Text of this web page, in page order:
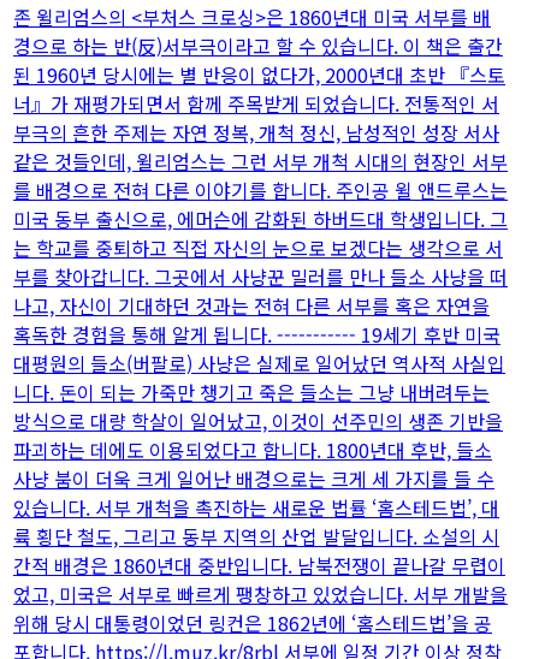
존 윌리엄스의 <부처스 크로싱>은 1860년대 미국 서부를 배
경으로 하는 반(反)서부극이라고 할 수 있습니다. 이 책은 출간
된 1960년 당시에는 별 반응이 없다가, 2000년대 초반 『스토
너』가 재평가되면서 함께 주목받게 되었습니다. 전통적인 서
부극의 흔한 주제는 자연 정복, 개척 정신, 남성적인 성장 서사
같은 것들인데, 윌리엄스는 그런 서부 개척 시대의 현장인 서부
를 배경으로 전혀 다른 이야기를 합니다. 주인공 윌 앤드루스는
미국 동부 출신으로, 에머슨에 감화된 하버드대 학생입니다. 그
는 학교를 중퇴하고 직접 자신의 눈으로 보겠다는 생각으로 서
부를 찾아갑니다. 그곳에서 사냥꾼 밀러를 만나 들소 사냥을 떠
나고, 자신이 기대하던 것과는 전혀 다른 서부를 혹은 자연을
혹독한 경험을 통해 알게 됩니다. ----------- 19세기 후반 미국
대평원의 들소(버팔로) 사냥은 실제로 일어났던 역사적 사실입
니다. 돈이 되는 가죽만 챙기고 죽은 들소는 그냥 내버려두는
방식으로 대량 학살이 일어났고, 이것이 선주민의 생존 기반을
파괴하는 데에도 이용되었다고 합니다. 1800년대 후반, 들소
사냥 붐이 더욱 크게 일어난 배경으로는 크게 세 가지를 들 수
있습니다. 서부 개척을 촉진하는 새로운 법률 ‘홈스테드법’, 대
륙 횡단 철도, 그리고 동부 지역의 산업 발달입니다. 소설의 시
간적 배경은 1860년대 중반입니다. 남북전쟁이 끝나갈 무렵이
었고, 미국은 서부로 빠르게 팽창하고 있었습니다. 서부 개발을
위해 당시 대통령이었던 링컨은 1862년에 ‘홈스테드법’을 공
포합니다. https://l.muz.kr/8rbl 서부에 일정 기간 이상 정착